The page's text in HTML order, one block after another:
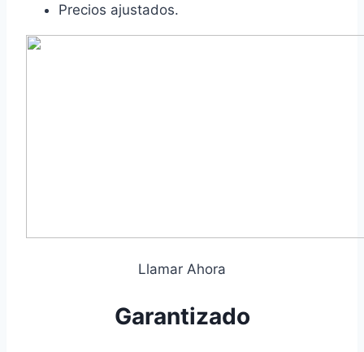
Precios ajustados.
Llamar Ahora
Garantizado